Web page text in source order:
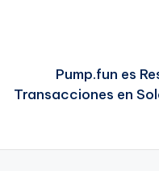
Pump.fun es
Transacciones en